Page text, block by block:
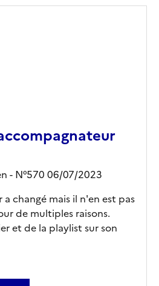
- N°570 06/07/2023
changé mais il n'en est pas
de multiples raisons.
et de la playlist sur son